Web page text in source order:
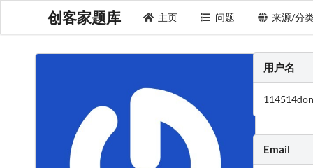
创客家题库 主页 问题 来源/分
用户名
Email